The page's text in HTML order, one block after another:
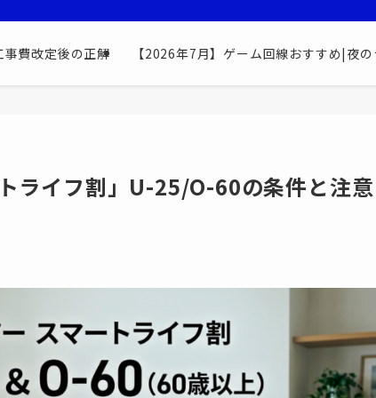
費改定後の正解 【2026年7月】ゲーム回線おすすめ|夜
ライフ割」U-25/O-60の条件と注意